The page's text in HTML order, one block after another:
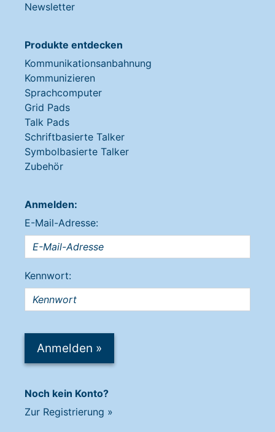
Newsletter
Produkte entdecken
Kommunikationsanbahnung
Kommunizieren
Sprachcomputer
Grid Pads
Talk Pads
Schriftbasierte Talker
Symbolbasierte Talker
Zubehör
Anmelden:
E-Mail-Adresse:
Kennwort:
Anmelden »
Noch kein Konto?
Zur Registrierung »